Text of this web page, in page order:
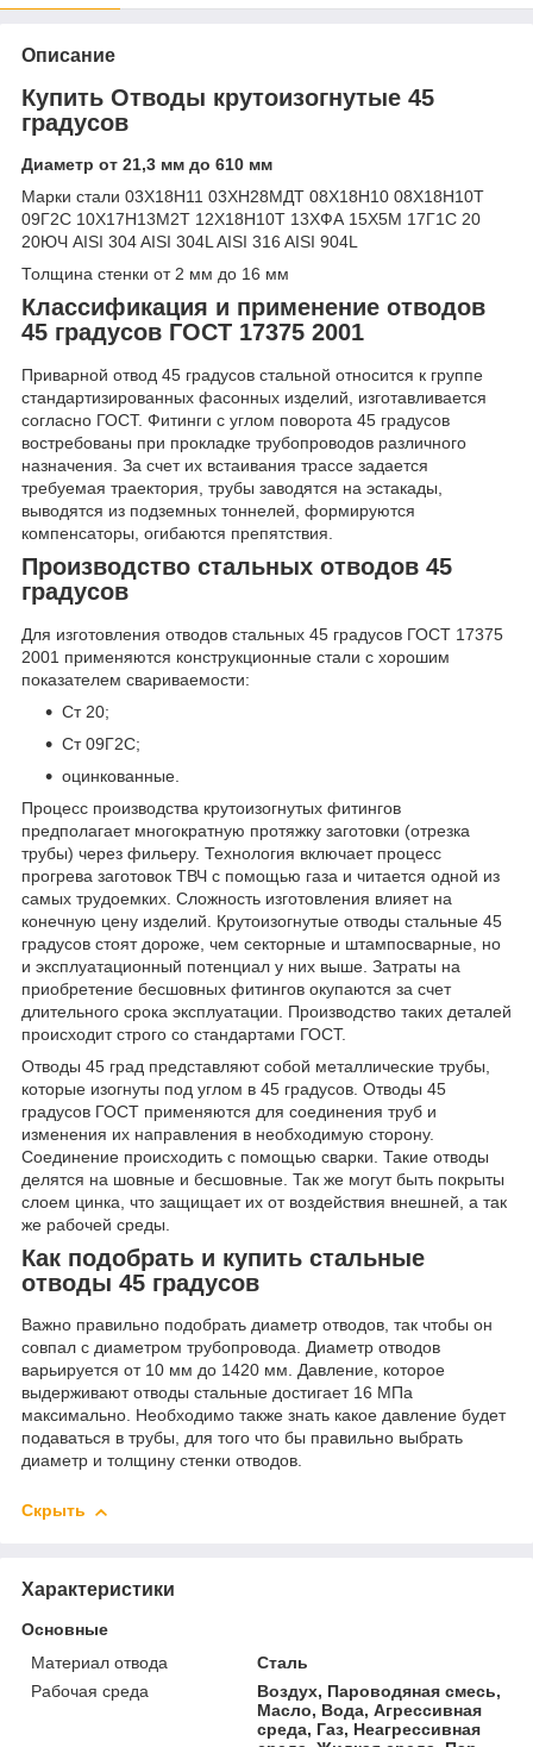
Описание
Купить Отводы крутоизогнутые 45
градусов
Диаметр от 21,3 мм до 610 мм
Марки стали 03Х18Н11 03ХН28МДТ 08Х18Н10 08Х18Н10Т
09Г2С 10Х17Н13М2Т 12Х18Н10Т 13ХФА 15Х5М 17Г1С 20
20ЮЧ AISI 304 AISI 304L AISI 316 AISI 904L
Толщина стенки от 2 мм до 16 мм
Классификация и применение отводов
45 градусов ГОСТ 17375 2001
Приварной отвод 45 градусов стальной относится к группе
стандартизированных фасонных изделий, изготавливается
согласно ГОСТ. Фитинги с углом поворота 45 градусов
востребованы при прокладке трубопроводов различного
назначения. За счет их встаивания трассе задается
требуемая траектория, трубы заводятся на эстакады,
выводятся из подземных тоннелей, формируются
компенсаторы, огибаются препятствия.
Производство стальных отводов 45
градусов
Для изготовления отводов стальных 45 градусов ГОСТ 17375
2001 применяются конструкционные стали с хорошим
показателем свариваемости:
Ст 20;
Ст 09Г2С;
оцинкованные.
Процесс производства крутоизогнутых фитингов
предполагает многократную протяжку заготовки (отрезка
трубы) через фильеру. Технология включает процесс
прогрева заготовок ТВЧ с помощью газа и читается одной из
самых трудоемких. Сложность изготовления влияет на
конечную цену изделий. Крутоизогнутые отводы стальные 45
градусов стоят дороже, чем секторные и штампосварные, но
и эксплуатационный потенциал у них выше. Затраты на
приобретение бесшовных фитингов окупаются за счет
длительного срока эксплуатации. Производство таких деталей
происходит строго со стандартами ГОСТ.
Отводы 45 град представляют собой металлические трубы,
которые изогнуты под углом в 45 градусов. Отводы 45
градусов ГОСТ применяются для соединения труб и
изменения их направления в необходимую сторону.
Соединение происходить с помощью сварки. Такие отводы
делятся на шовные и бесшовные. Так же могут быть покрыты
слоем цинка, что защищает их от воздействия внешней, а так
же рабочей среды.
Как подобрать и купить стальные
отводы 45 градусов
Важно правильно подобрать диаметр отводов, так чтобы он
совпал с диаметром трубопровода. Диаметр отводов
варьируется от 10 мм до 1420 мм. Давление, которое
выдерживают отводы стальные достигает 16 МПа
максимально. Необходимо также знать какое давление будет
подаваться в трубы, для того что бы правильно выбрать
диаметр и толщину стенки отводов.
Скрыть
Характеристики
Основные
Материал отвода
Сталь
Рабочая среда
Воздух, Пароводяная смесь,
Масло, Вода, Агрессивная
среда, Газ, Неагрессивная